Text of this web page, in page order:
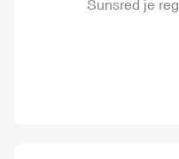
Sunsred je